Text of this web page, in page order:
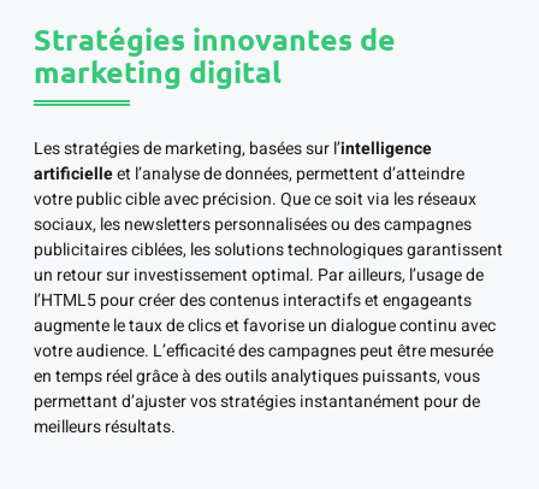
Stratégies innovantes de
marketing digital
Les stratégies de marketing, basées sur l’intelligence
artificielleet l’analyse de données, permettent d’atteindre
votre public cible avec précision. Que ce soit via les réseaux
sociaux, les newsletters personnalisées ou des campagnes
publicitaires ciblées, les solutions technologiques garantissent
un retour sur investissement optimal. Par ailleurs, l’usage de
l’HTML5 pour créer des contenus interactifs et engageants
augmente le taux de clics et favorise un dialogue continu avec
votre audience. L’efficacité des campagnes peut être mesurée
en temps réel grâce à des outils analytiques puissants, vous
permettant d’ajuster vos stratégies instantanément pour de
meilleurs résultats.